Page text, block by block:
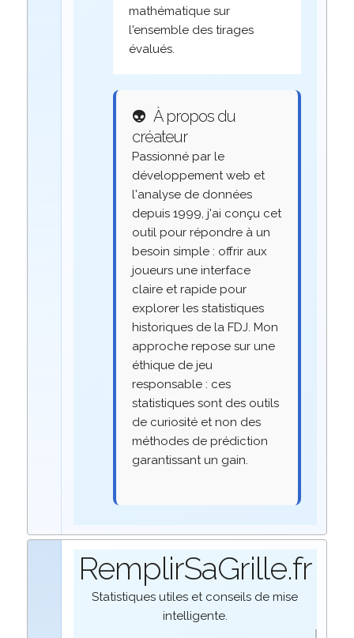
mathématique sur
l'ensemble des tirages
évalués.
👽 À propos du
créateur
Passionné par le
développement web et
l'analyse de données
depuis 1999, j'ai conçu cet
outil pour répondre à un
besoin simple : offrir aux
joueurs une interface
claire et rapide pour
explorer les statistiques
historiques de la FDJ. Mon
approche repose sur une
éthique de jeu
responsable : ces
statistiques sont des outils
de curiosité et non des
méthodes de prédiction
garantissant un gain.
RemplirSaGrille.fr
Statistiques utiles et conseils de mise
intelligente.